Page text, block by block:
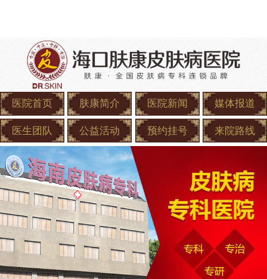
医院首页 肤康简介 医院新闻 媒体报道
医生团队 公益活动 预约挂号 来院路线